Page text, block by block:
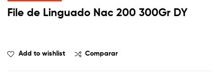
File de Linguado Nac 200 300Gr DY
Add to wishlist Comparar